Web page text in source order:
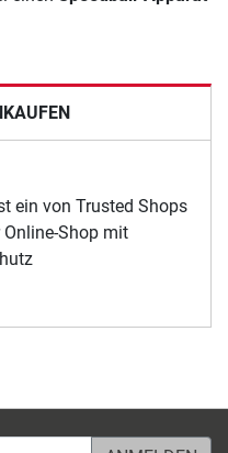
ein von Trusted Shops
Shop mit